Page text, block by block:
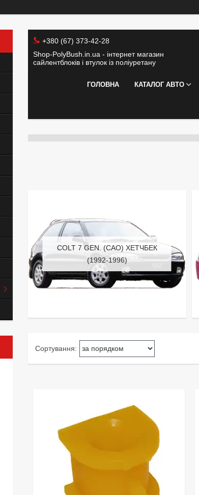
+380 (67) 373-42-28
Shop-PolyBush.in.ua - інтернет магазин
сайлентблоків і втулок із поліуретану
ГОЛОВНА КАТАЛОГ АВТО
COLT 7 GEN. (CAO) ХЕТЧБЕК
(1992-1996)